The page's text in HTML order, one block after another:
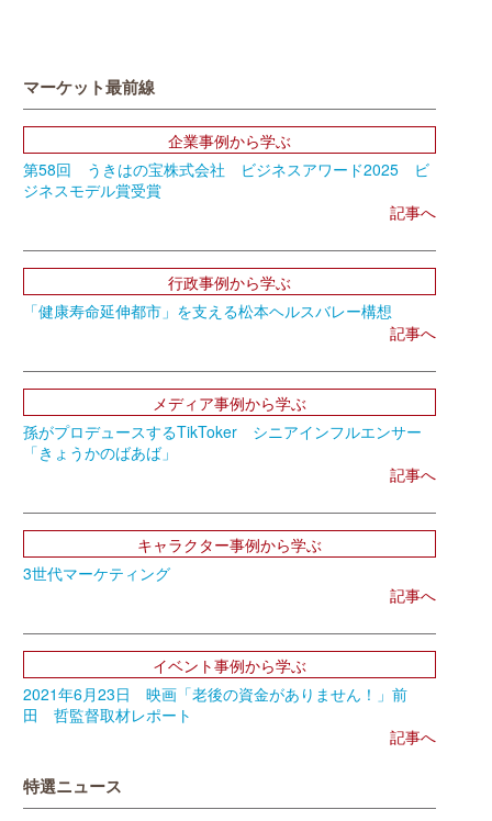
マーケット最前線
企業事例から学ぶ
第58回 うきはの宝株式会社 ビジネスアワード2025 ビ
ジネスモデル賞受賞
記事へ
行政事例から学ぶ
「健康寿命延伸都市」を支える松本ヘルスバレー構想
記事へ
メディア事例から学ぶ
孫がプロデュースするTikToker シニアインフルエンサー
「きょうかのばあば」
記事へ
キャラクター事例から学ぶ
3世代マーケティング
記事へ
イベント事例から学ぶ
2021年6月23日 映画「老後の資金がありません！」前
田 哲監督取材レポート
記事へ
特選ニュース